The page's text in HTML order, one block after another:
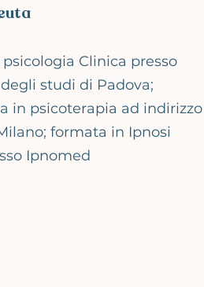
Clinica presso
studi di Padova;
in psicoterapia ad indirizzo
formata in Ipnosi
Ipnomed